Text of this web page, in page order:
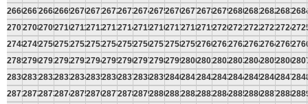
266626672668266926702671267226732674267526762677267826792680268126822683
270727082709271027112712271327142715271627172718271927202721272227232724
274827492750275127522753275427552756275727582759276027612762276327642765
278927902791279227932794279527962797279827992800280128022803280428052806
283028312832283328342835283628372838283928402841284228432844284528462847
287128722873287428752876287728782879288028812882288328842885288628872888